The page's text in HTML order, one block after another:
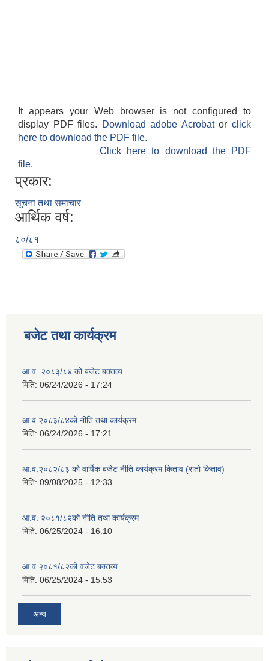
It appears your Web browser is not configured to
display PDF files.
Download adobe Acrobatorclick
here to download the PDF file.
Click here to download the PDF
file.
प्रकार:
सूचना तथा समाचार
आर्थिक वर्ष:
८०/८१
बजेट तथा कार्यक्रम
आ.व. २०८३/८४ को बजेट बक्तव्य
मिति: 06/24/2026 - 17:24
आ.व.२०८३/८४को नीति तथा कार्यक्रम
मिति: 06/24/2026 - 17:21
आ.व.२०८२/८३ को वार्षिक बजेट नीति कार्यक्रम किताव (रातो किताव)
मिति: 09/08/2025 - 12:33
आ.व. २०८१/८२को नीति तथा कार्यक्रम
मिति: 06/25/2024 - 16:10
आ.व.२०८१/८२को वजेट बक्तव्य
मिति: 06/25/2024 - 15:53
अन्य